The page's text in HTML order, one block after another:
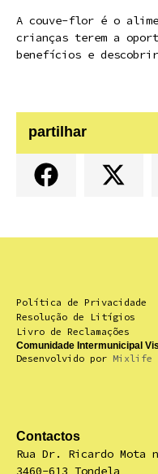
A couve-flor é o
crianças terem a
benefícios e
partilhar
Política de Privacidade
Resolução de Litígios
Livro de Reclamações
Comunidade Intermunicipal
Desenvolvido por Mixlife
Contactos
Rua Dr. Ricardo Mota
3460-613 Tondela